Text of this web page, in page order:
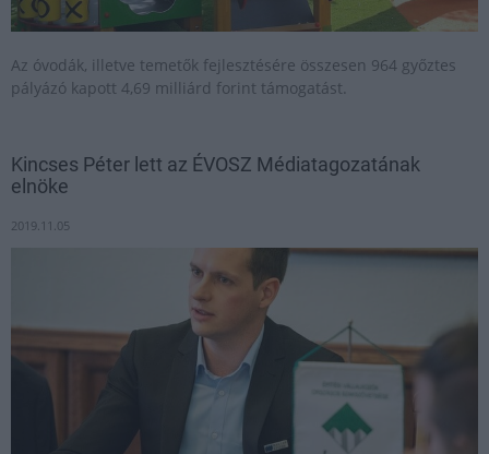
Az óvodák, illetve temetők fejlesztésére összesen 964 győztes
pályázó kapott 4,69 milliárd forint támogatást.
Kincses Péter lett az ÉVOSZ Médiatagozatának
elnöke
2019.11.05